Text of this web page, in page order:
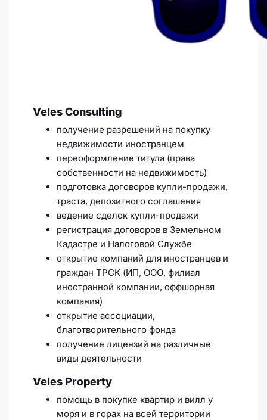
Veles Consulting
получение разрешений на покупку
недвижимости иностранцем
переоформление титула (права
собственности на недвижимость)
подготовка договоров купли-продажи,
траста, депозитного соглашения
ведение сделок купли-продажи
регистрация договоров в Земельном
Кадастре и Налоговой Службе
открытие компаний для иностранцев и
граждан ТРСК (ИП, ООО, филиал
иностранной компании, оффшорная
компания)
открытие ассоциации,
благотворительного фонда
получение лицензий на различные
виды деятельности
Veles Property
помощь в покупке квартир и вилл у
моря и в горах на всей территории